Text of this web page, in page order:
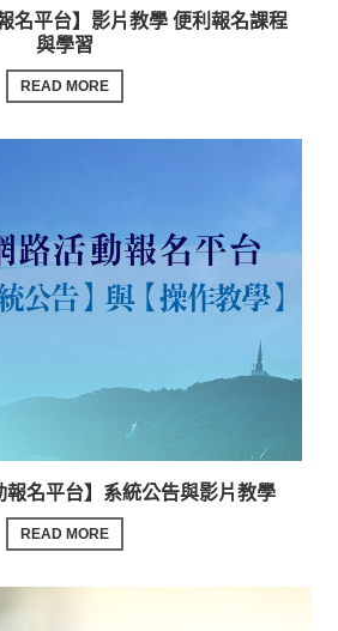
名平台】影片教學 便利報名課程
與學習
READ MORE
報名平台】系統公告與影片教學
READ MORE